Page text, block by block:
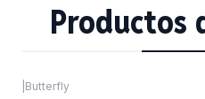
Productos
Butterfly